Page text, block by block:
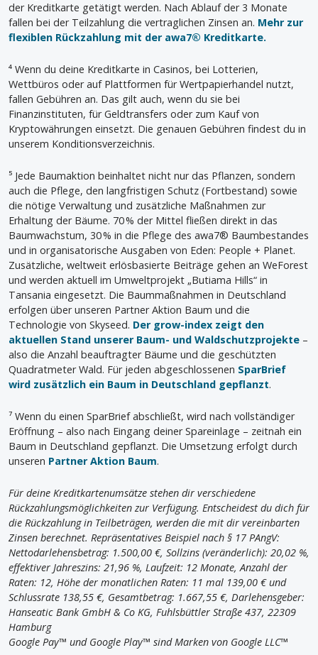
der Kreditkarte getätigt werden. Nach Ablauf der 3 Monate
fallen bei der Teilzahlung die vertraglichen Zinsen an. Mehr zur
flexiblen Rückzahlung mit der awa7® Kreditkarte.
⁴ Wenn du deine Kreditkarte in Casinos, bei Lotterien,
Wettbüros oder auf Plattformen für Wertpapierhandel nutzt,
fallen Gebühren an. Das gilt auch, wenn du sie bei
Finanzinstituten, für Geldtransfers oder zum Kauf von
Kryptowährungen einsetzt. Die genauen Gebühren findest du in
unserem Konditionsverzeichnis.
⁵ Jede Baumaktion beinhaltet nicht nur das Pflanzen, sondern
auch die Pflege, den langfristigen Schutz (Fortbestand) sowie
die nötige Verwaltung und zusätzliche Maßnahmen zur
Erhaltung der Bäume. 70 % der Mittel fließen direkt in das
Baumwachstum, 30 % in die Pflege des awa7® Baumbestandes
und in organisatorische Ausgaben von Eden: People + Planet.
Zusätzliche, weltweit erlösbasierte Beiträge gehen an WeForest
und werden aktuell im Umweltprojekt „Butiama Hills“ in
Tansania eingesetzt. Die Baummaßnahmen in Deutschland
erfolgen über unseren Partner Aktion Baum und die
Technologie von Skyseed. Der grow-index zeigt den
aktuellen Stand unserer Baum- und Waldschutzprojekte –
also die Anzahl beauftragter Bäume und die geschützten
Quadratmeter Wald. Für jeden abgeschlossenen SparBrief
wird zusätzlich ein Baum in Deutschland gepflanzt.
⁷ Wenn du einen SparBrief abschließt, wird nach vollständiger
Eröffnung – also nach Eingang deiner Spareinlage – zeitnah ein
Baum in Deutschland gepflanzt. Die Umsetzung erfolgt durch
unseren Partner Aktion Baum.
Für deine Kreditkartenumsätze stehen dir verschiedene
Rückzahlungsmöglichkeiten zur Verfügung. Entscheidest du dich für
die Rückzahlung in Teilbeträgen, werden die mit dir vereinbarten
Zinsen berechnet. Repräsentatives Beispiel nach § 17 PAngV:
Nettodarlehensbetrag: 1.500,00 €, Sollzins (veränderlich): 20,02 %,
effektiver Jahreszins: 21,96 %, Laufzeit: 12 Monate, Anzahl der
Raten: 12, Höhe der monatlichen Raten: 11 mal 139,00 € und
Schlussrate 138,55 €, Gesamtbetrag: 1.667,55 €, Darlehensgeber:
Hanseatic Bank GmbH & Co KG, Fuhlsbüttler Straße 437, 22309
Hamburg
Google Pay™ und Google Play™ sind Marken von Google LLC™